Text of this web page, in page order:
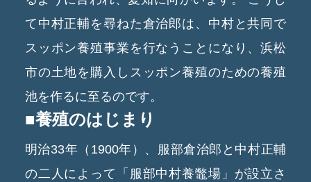
て中村正輔を尋ねた倉治郎は、中村と共同で
スッポン養殖事業を行なうことになり、浜松
市の土地を購入しスッポン養殖のための養殖
池を作るに至るのです。
■養殖のはじまり
明治33年（1900年）、服部倉治郎と中村正輔
の二人によって「服部中村養鼈場」が設立さ